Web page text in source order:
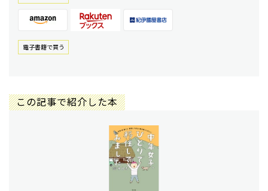
電⼦書籍で買う
この記事で紹介した本